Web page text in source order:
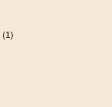
(1)